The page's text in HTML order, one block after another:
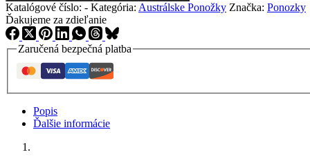
Katalógové číslo: - Kategória: Austrálske Ponožky Značka: Ponozky
Ďakujeme za zdieľanie
Zaručená bezpečná platba
Popis
Ďalšie informácie